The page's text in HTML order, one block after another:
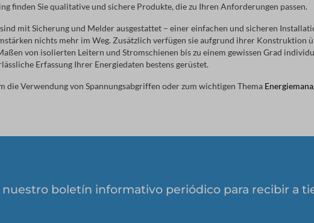
finden Sie qualitative und sichere Produkte, die zu Ihren Anforderungen passen.
mit Sicherung und Melder ausgestattet – einer einfachen und sicheren
nichts mehr im Weg. Zusätzlich verfügen sie aufgrund ihrer Konstruktion
von isolierten Leitern und Stromschienen bis zu einem gewissen Grad
Erfassung Ihrer Energiedaten bestens gerüstet.
Verwendung von Spannungsabgriffen oder zum wichtigen Thema
nuestro boletín informativo periódico para recibir a